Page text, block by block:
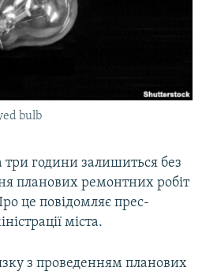
bulb
години залишиться без
планових ремонтних робіт
це повідомляє прес-
міста.
з проведенням планових